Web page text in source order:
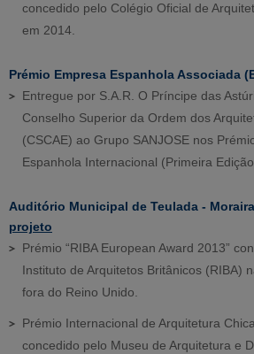
concedido pelo Colégio Oficial de
em 2014.
Prémio Empresa Espanhola Associada
Entregue por S.A.R. O Príncipe das
Conselho Superior da Ordem dos
(CSCAE) ao Grupo SANJOSE nos
Espanhola Internacional (Primeira
Auditório Municipal de Teulada -
projeto
Prémio “RIBA European Award 2013”
Instituto de Arquitetos Britânicos (RIBA)
fora do Reino Unido.
Prémio Internacional de Arquitetura
concedido pelo Museu de Arquitetura e